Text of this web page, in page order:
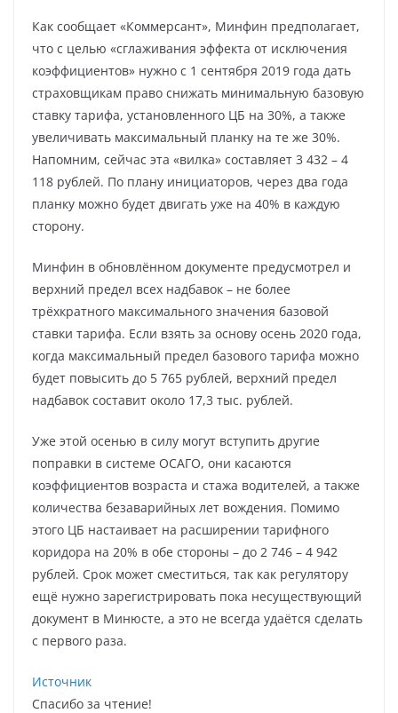
Как сообщает «Коммерсант», Минфин предполагает,
что с целью «сглаживания эффекта от исключения
коэффициентов» нужно с 1 сентября 2019 года дать
страховщикам право снижать минимальную базовую
ставку тарифа, установленного ЦБ на 30%, а также
увеличивать максимальный планку на те же 30%.
Напомним, сейчас эта «вилка» составляет 3 432 – 4
118 рублей. По плану инициаторов, через два года
планку можно будет двигать уже на 40% в каждую
сторону.
Минфин в обновлённом документе предусмотрел и
верхний предел всех надбавок – не более
трёхкратного максимального значения базовой
ставки тарифа. Если взять за основу осень 2020 года,
когда максимальный предел базового тарифа можно
будет повысить до 5 765 рублей, верхний предел
надбавок составит около 17,3 тыс. рублей.
Уже этой осенью в силу могут вступить другие
поправки в системе ОСАГО, они касаются
коэффициентов возраста и стажа водителей, а также
количества безаварийных лет вождения. Помимо
этого ЦБ настаивает на расширении тарифного
коридора на 20% в обе стороны – до 2 746 – 4 942
рублей. Срок может сместиться, так как регулятору
ещё нужно зарегистрировать пока несуществующий
документ в Минюсте, а это не всегда удаётся сделать
с первого раза.
Источник
Спасибо за чтение!